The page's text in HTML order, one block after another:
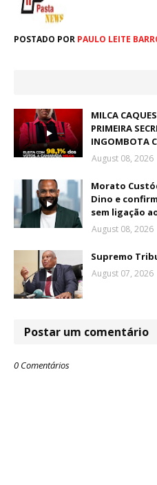
POSTADO POR PAULO LEITE
MILCA
PRIMEIRA
INGOMBOTA
August 08, 2026
Morato
Dino e
sem ligação
August 08, 2026
Supremo
August 07, 2026
Postar um comentário
0 Comentários